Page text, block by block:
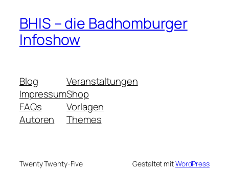
BHIS – die Badhomburger
Infoshow
Blog
Impressum
FAQs
Autoren
Veranstaltungen
Shop
Vorlagen
Themes
Twenty Twenty-Five Gestaltet mitWordPress